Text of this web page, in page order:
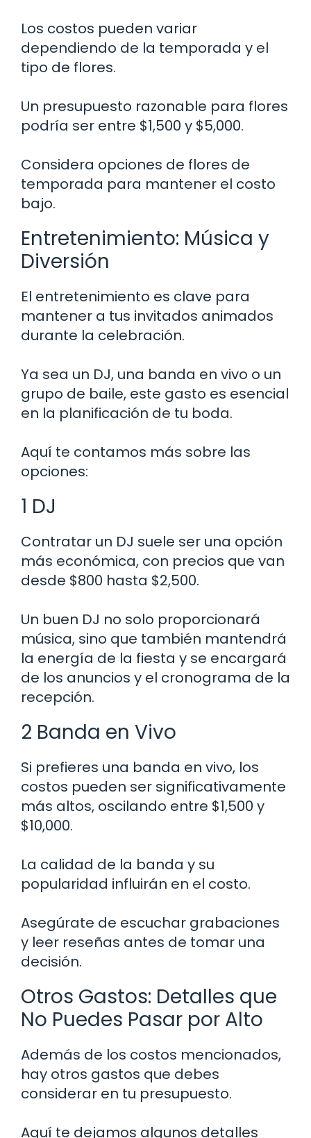
Los costos pueden variar
dependiendo de la temporada y el
tipo de flores.
Un presupuesto razonable para flores
podría ser entre $1,500 y $5,000.
Considera opciones de flores de
temporada para mantener el costo
bajo.
Entretenimiento: Música y
Diversión
El entretenimiento es clave para
mantener a tus invitados animados
durante la celebración.
Ya sea un DJ, una banda en vivo o un
grupo de baile, este gasto es esencial
en la planificación de tu boda.
Aquí te contamos más sobre las
opciones:
1 DJ
Contratar un DJ suele ser una opción
más económica, con precios que van
desde $800 hasta $2,500.
Un buen DJ no solo proporcionará
música, sino que también mantendrá
la energía de la fiesta y se encargará
de los anuncios y el cronograma de la
recepción.
2 Banda en Vivo
Si prefieres una banda en vivo, los
costos pueden ser significativamente
más altos, oscilando entre $1,500 y
$10,000.
La calidad de la banda y su
popularidad influirán en el costo.
Asegúrate de escuchar grabaciones
y leer reseñas antes de tomar una
decisión.
Otros Gastos: Detalles que
No Puedes Pasar por Alto
Además de los costos mencionados,
hay otros gastos que debes
considerar en tu presupuesto.
Aquí te dejamos algunos detalles